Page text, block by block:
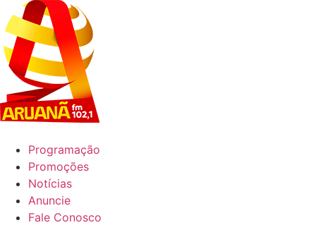
para
o
conteúdo
Programação
Promoções
Notícias
Anuncie
Fale Conosco